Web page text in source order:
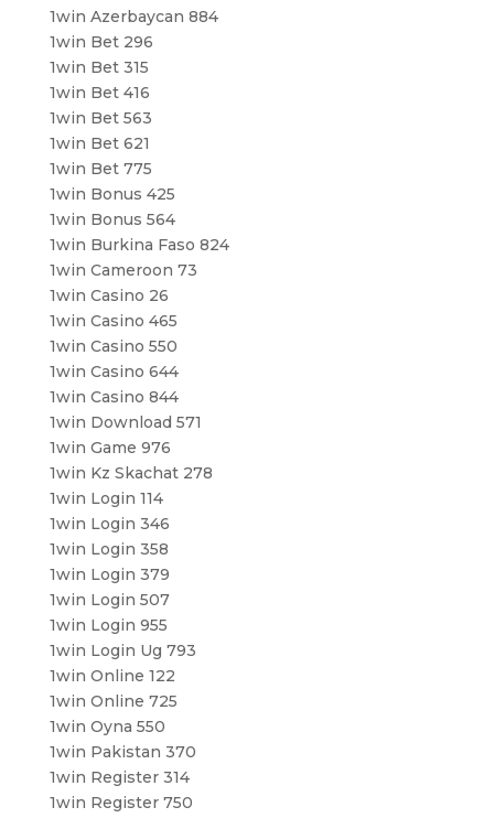
1win Azerbaycan 884
1win Bet 296
1win Bet 315
1win Bet 416
1win Bet 563
1win Bet 621
1win Bet 775
1win Bonus 425
1win Bonus 564
1win Burkina Faso 824
1win Cameroon 73
1win Casino 26
1win Casino 465
1win Casino 550
1win Casino 644
1win Casino 844
1win Download 571
1win Game 976
1win Kz Skachat 278
1win Login 114
1win Login 346
1win Login 358
1win Login 379
1win Login 507
1win Login 955
1win Login Ug 793
1win Online 122
1win Online 725
1win Oyna 550
1win Pakistan 370
1win Register 314
1win Register 750